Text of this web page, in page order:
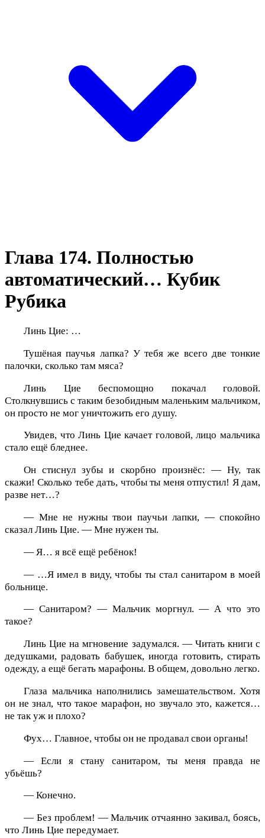
Глава 174. Полностью
автоматический… Кубик
Рубика
Линь Цие: …
Тушёная паучья лапка? У тебя же всего две тонкие
палочки, сколько там мяса?
Линь Цие беспомощно покачал головой.
Столкнувшись с таким безобидным маленьким мальчиком,
он просто не мог уничтожить его душу.
Увидев, что Линь Цие качает головой, лицо мальчика
стало ещё бледнее.
Он стиснул зубы и скорбно произнёс: — Ну, так
скажи! Сколько тебе дать, чтобы ты меня отпустил! Я дам,
разве нет…?
— Мне не нужны твои паучьи лапки, — спокойно
сказал Линь Цие. — Мне нужен ты.
— Я… я всё ещё ребёнок!
— …Я имел в виду, чтобы ты стал санитаром в моей
больнице.
— Санитаром? — Мальчик моргнул. — А что это
такое?
Линь Цие на мгновение задумался. — Читать книги с
дедушками, радовать бабушек, иногда готовить, стирать
одежду, а ещё бегать марафоны. В общем, довольно легко.
Глаза мальчика наполнились замешательством. Хотя
он не знал, что такое марафон, но звучало это, кажется…
не так уж и плохо?
Фух… Главное, чтобы он не продавал свои органы!
— Если я стану санитаром, ты меня правда не
убьёшь?
— Конечно.
— Без проблем! — Мальчик отчаянно закивал, боясь,
что Линь Цие передумает.